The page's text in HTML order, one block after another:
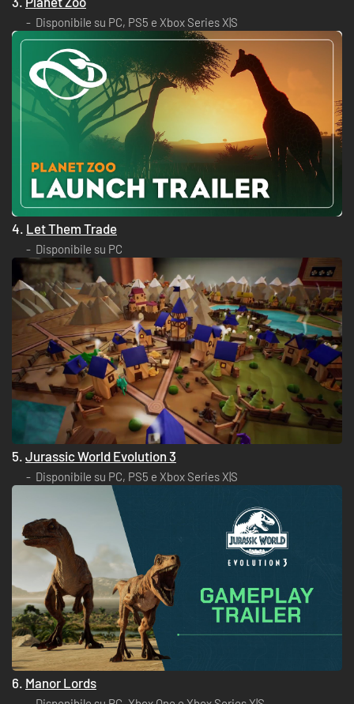
Disponibile su PC, PS5 e Xbox Series X|S
4. Let Them Trade
Disponibile su PC
5. Jurassic World Evolution 3
Disponibile su PC, PS5 e Xbox Series X|S
6. Manor Lords